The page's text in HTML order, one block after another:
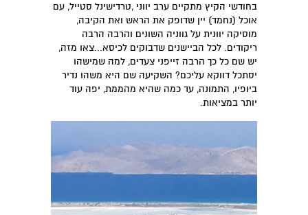
בחודשי הקיץ מתקיים ערב יווני ,טרדישינל סטייל, עם
אוכל (נחמד) יין שדופק את הראש ואת הקיבה,
מוסיקה יוונית על גווניה השונים והרבה הרבה
ריקודים. לכל הביישנים שדבוקים לכיסא...צאו מזה,
יש שם כל כך הרבה זייפני צעדים, למה שמישהו
יסתכל דווקא עליכם? השקיעה שם היא משהו נדיר
ביופיו, התמונה, עד כמה שהיא מהממת, יפה עוד
יותר במציאות.